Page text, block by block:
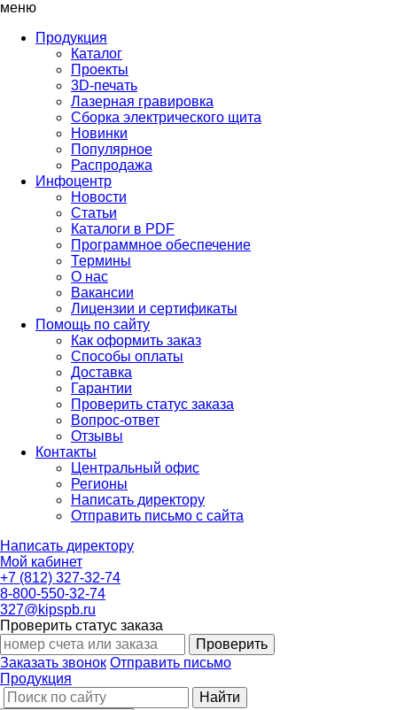
меню
Продукция
Каталог
Проекты
3D-печать
Лазерная гравировка
Сборка электрического щита
Новинки
Популярное
Распродажа
Инфоцентр
Новости
Статьи
Каталоги в PDF
Программное обеспечение
Термины
О нас
Вакансии
Лицензии и сертификаты
Помощь по сайту
Как оформить заказ
Способы оплаты
Доставка
Гарантии
Проверить статус заказа
Вопрос-ответ
Отзывы
Контакты
Центральный офис
Регионы
Написать директору
Отправить письмо с сайта
Написать директору
Мой кабинет
+7 (812) 327-32-74
8-800-550-32-74
327@kipspb.ru
Проверить статус заказа
Проверить
Заказать звонок Отправить письмо
Продукция
Найти